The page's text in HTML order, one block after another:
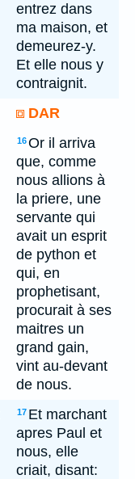
entrez dans
ma maison, et
demeurez-y.
Et elle nous y
contraignit.
DAR
16Or il arriva
que, comme
nous allions à
la priere, une
servante qui
avait un esprit
de python et
qui, en
prophetisant,
procurait à ses
maitres un
grand gain,
vint au-devant
de nous.
17 Et marchant
apres Paul et
nous, elle
criait, disant: